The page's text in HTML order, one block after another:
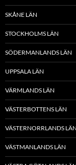
SKÅNE LÄN
STOCKHOLMS LÄN
SÖDERMANLANDS LÄN
UPPSALA LÄN
VÄRMLANDS LÄN
VÄSTERBOTTENS LÄN
VÄSTERNORRLANDS LÄN
VÄSTMANLANDS LÄN